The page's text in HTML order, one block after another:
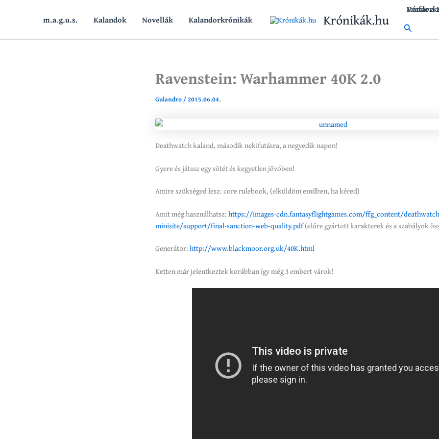
m.a.g.u.s. Kalandok Novellák Kalandorkrónikák Krónikák.hu
Fanfár a
Search
Ravenstein: Warhammer 40K 2.0
Gulandro/2015.06.04.
Deathwatch kaland, második nekifutásra, a negyedik napon!
Gyere és játssz egy sötét és kegyetlen jövőben!
Amire szükséged lesz: core rulebook, (elküldöm emilben, ha kéred)
Amit még használhatsz:https://images-cdn.fantasyflightgames.com/ffg_content/
minisite/support/final-sanction-web-quality.pdf(előre gyártott karakterek és a szabályok
Generátor:http://www.blackmoor.org.uk/40K.html
Ketten már jelentkeztek korábban így még 3 embert várok!